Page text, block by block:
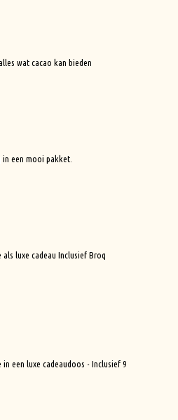
wat cacao kan bieden
in een mooi pakket.
luxe cadeau Inclusief Broq
een luxe cadeaudoos - Inclusief 9